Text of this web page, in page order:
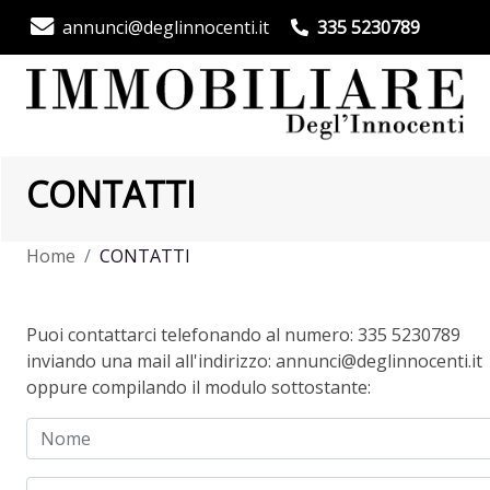
annunci@deglinnocenti.it 335 5230789
CONTATTI
Home CONTATTI
Puoi contattarci telefonando al numero: 335 5230789
inviando una mail all'indirizzo: annunci@deglinnocenti.it
oppure compilando il modulo sottostante: